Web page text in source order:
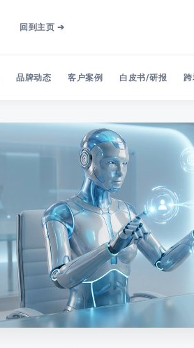
回到主页 ➔
品牌动态 客户案例 白皮书/研报 跨